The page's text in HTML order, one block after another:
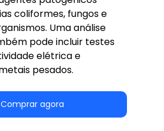
coliformes, fungos e
Uma análise
pode incluir testes
elétrica e
pesados.
Comprar agora